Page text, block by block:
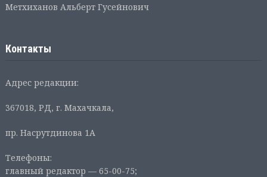
Метхиханов Альберт Гусейнович
Контакты
Адрес редакции:
367018, РД, г. Махачкала,
пр. Насрутдинова 1А
Телефоны:
главный редактор — 65-00-75;